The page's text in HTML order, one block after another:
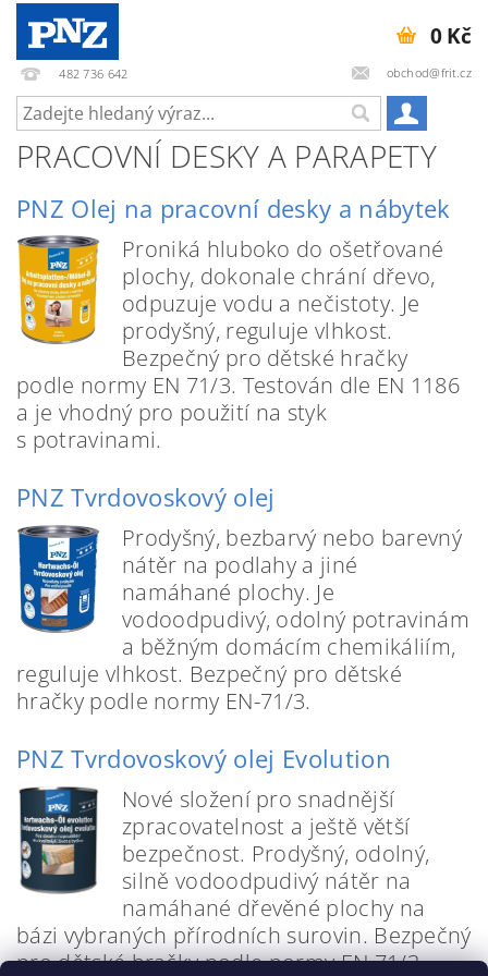
482 736 642 obchod@frit.cz
0 Kč
PRACOVNÍ DESKY A PARAPETY
PNZ Olej na pracovní desky a nábytek
Proniká hluboko do ošetřované
plochy, dokonale chrání dřevo,
odpuzuje vodu a nečistoty. Je
prodyšný, reguluje vlhkost.
Bezpečný pro dětské hračky
podle normy EN 71/3. Testován dle EN 1186
a je vhodný pro použití na styk
s potravinami.
PNZ Tvrdovoskový olej
Prodyšný, bezbarvý nebo barevný
nátěr na podlahy a jiné
namáhané plochy. Je
vodoodpudivý, odolný potravinám
a běžným domácím chemikáliím,
reguluje vlhkost. Bezpečný pro dětské
hračky podle normy EN-71/3.
PNZ Tvrdovoskový olej Evolution
Nové složení pro snadnější
zpracovatelnost a ještě větší
bezpečnost. Prodyšný, odolný,
silně vodoodpudivý nátěr na
namáhané dřevěné plochy na
bázi vybraných přírodních surovin. Bezpečný
pro dětské hračky podle normy EN 71/3.